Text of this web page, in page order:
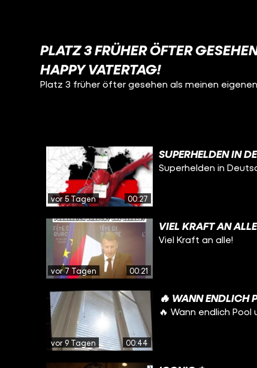
PLATZ 3 FRÜHER ÖFTER
HAPPY VATERTAG!
Platz 3 früher öfter gesehen als meinen
vor 5 Tagen 00:27
SUPERHELDEN IN
Superhelden in
vor 7 Tagen 00:21
VIEL KRAFT AN
Viel Kraft an alle!
vor 9 Tagen 00:44
🔥 WANN ENDLICH
🔥 Wann endlich